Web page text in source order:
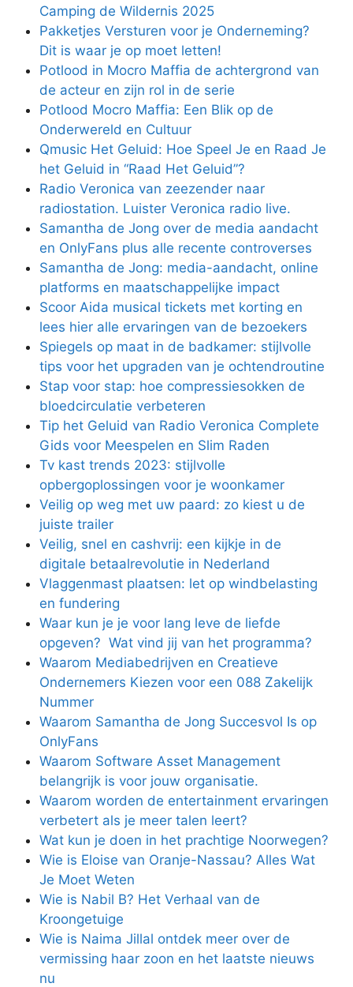
Camping de Wildernis 2025
Pakketjes Versturen voor je Onderneming?
Dit is waar je op moet letten!
Potlood in Mocro Maffia de achtergrond van
de acteur en zijn rol in de serie
Potlood Mocro Maffia: Een Blik op de
Onderwereld en Cultuur
Qmusic Het Geluid: Hoe Speel Je en Raad Je
het Geluid in “Raad Het Geluid”?
Radio Veronica van zeezender naar
radiostation. Luister Veronica radio live.
Samantha de Jong over de media aandacht
en OnlyFans plus alle recente controverses
Samantha de Jong: media-aandacht, online
platforms en maatschappelijke impact
Scoor Aida musical tickets met korting en
lees hier alle ervaringen van de bezoekers
Spiegels op maat in de badkamer: stijlvolle
tips voor het upgraden van je ochtendroutine
Stap voor stap: hoe compressiesokken de
bloedcirculatie verbeteren
Tip het Geluid van Radio Veronica Complete
Gids voor Meespelen en Slim Raden
Tv kast trends 2023: stijlvolle
opbergoplossingen voor je woonkamer
Veilig op weg met uw paard: zo kiest u de
juiste trailer
Veilig, snel en cashvrij: een kijkje in de
digitale betaalrevolutie in Nederland
Vlaggenmast plaatsen: let op windbelasting
en fundering
Waar kun je je voor lang leve de liefde
opgeven? Wat vind jij van het programma?
Waarom Mediabedrijven en Creatieve
Ondernemers Kiezen voor een 088 Zakelijk
Nummer
Waarom Samantha de Jong Succesvol Is op
OnlyFans
Waarom Software Asset Management
belangrijk is voor jouw organisatie.
Waarom worden de entertainment ervaringen
verbetert als je meer talen leert?
Wat kun je doen in het prachtige Noorwegen?
Wie is Eloise van Oranje-Nassau? Alles Wat
Je Moet Weten
Wie is Nabil B? Het Verhaal van de
Kroongetuige
Wie is Naima Jillal ontdek meer over de
vermissing haar zoon en het laatste nieuws
nu